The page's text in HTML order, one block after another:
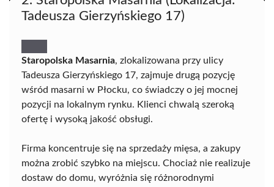
Tadeusza Gierzyńskiego 17)
Staropolska Masarnia, zlokalizowana przy ulicy
Tadeusza Gierzyńskiego 17, zajmuje drugą pozycję
wśród masarni w Płocku, co świadczy o jej mocnej
pozycji na lokalnym rynku. Klienci chwalą szeroką
ofertę i wysoką jakość obsługi.
Firma koncentruje się na sprzedaży mięsa, a zakupy
można zrobić szybko na miejscu. Chociaż nie realizuje
dostaw do domu, wyróżnia się różnorodnymi